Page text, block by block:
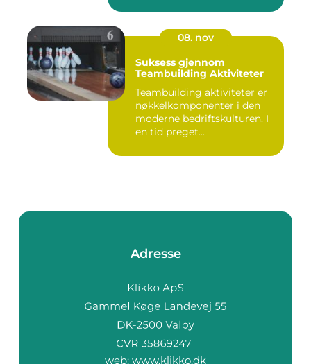
08. nov
Suksess gjennom
Teambuilding Aktiviteter
Teambuilding aktiviteter er
nøkkelkomponenter i den
moderne bedriftskulturen. I
en tid preget...
Adresse
web: www.klikko.dk